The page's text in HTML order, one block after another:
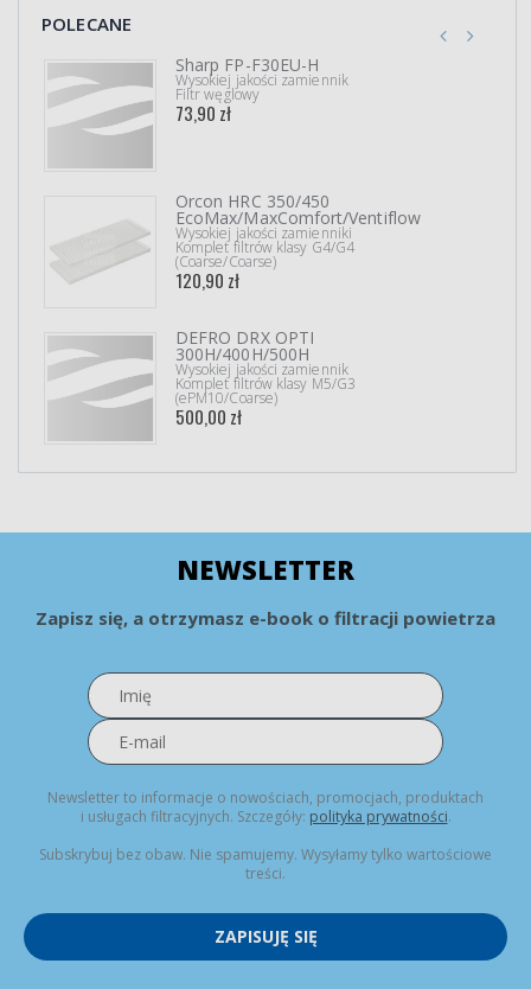
POLECANE
Sharp FP-F30EU-H
Wysokiej jakości zamiennik
Filtr węglowy
73,90 zł
Orcon HRC 350/450
EcoMax/MaxComfort/Ventiflow
Wysokiej jakości zamienniki
Komplet filtrów klasy G4/G4
(Coarse/Coarse)
120,90 zł
DEFRO DRX OPTI
300H/400H/500H
Wysokiej jakości zamiennik
Komplet filtrów klasy M5/G3
(ePM10/Coarse)
500,00 zł
NEWSLETTER
Zapisz się, a otrzymasz e-book o filtracji powietrza
Newsletter to informacje o nowościach, promocjach, produktach
i usługach filtracyjnych. Szczegóły: polityka prywatności.
Subskrybuj bez obaw. Nie spamujemy. Wysyłamy tylko wartościowe
treści.
ZAPISUJĘ SIĘ